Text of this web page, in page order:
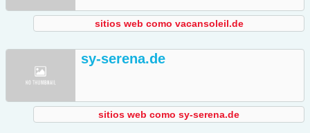
sitios web como vacansoleil.de
sy-serena.de
sitios web como sy-serena.de